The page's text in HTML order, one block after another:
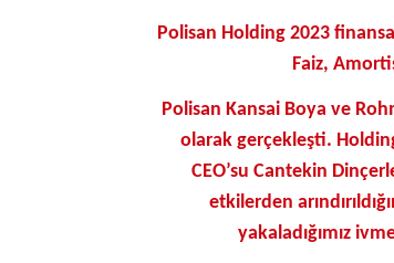
Polisan Holding 2023
Faiz,
Polisan Kansai Boya ve
olarak gerçekleşti.
CEO’su Cantekin
etkilerden
yakaladığımız